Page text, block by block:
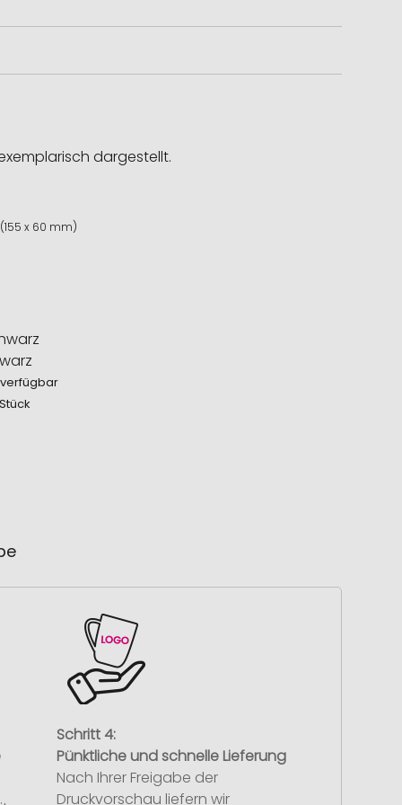
dargestellt.
x 60 mm)
Schritt 4:
Pünktliche und schnelle Lieferung
Nach Ihrer Freigabe der
Druckvorschau liefern wir